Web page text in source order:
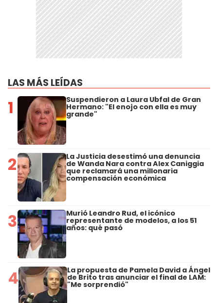
LAS MÁS LEÍDAS
1 Suspendieron a Laura Ubfal de Gran
Hermano: "El enojo con ella es muy
grande"
2 La Justicia desestimó una denuncia
de Wanda Nara contra Alex Caniggia
que reclamará una millonaria
compensación económica
3 Murió Leandro Rud, el icónico
representante de modelos, a los 51
años: qué pasó
4 La propuesta de Pamela David a Ángel
de Brito tras anunciar el final de LAM:
"Me sorprendió"